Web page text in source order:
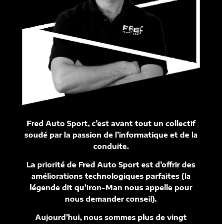
Fred Auto Sport, c’est avant tout un collectif
soudé par la passion de l’informatique et de la
conduite.
La priorité de Fred Auto Sport est d’offrir des
améliorations technologiques parfaites (la
légende dit qu’Iron-Man nous appelle pour
nous demander conseil).
Aujourd’hui, nous sommes plus de vingt